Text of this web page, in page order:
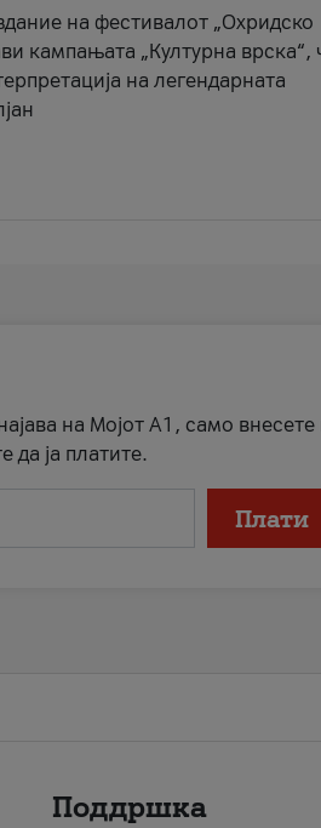
на фестивалот „Охридско
кампањата „Културна врска“,
на легендарната
на Мојот А1, само внесете
да ја платите.
Плати
Поддршка